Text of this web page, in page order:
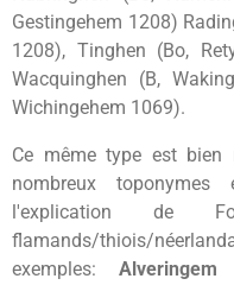
Gestingehem 1208)
1208), Tinghen (Bo,
Wacquinghen (B,
Wichingehem 1069).
Ce même type est bien
nombreux toponymes
l'explication de
flamands/thiois/
exemples: Alveringem